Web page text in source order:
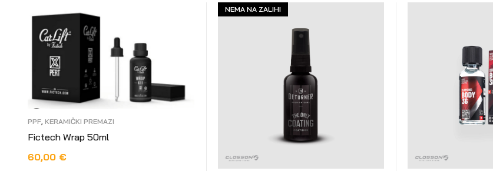
PPF, KERAMIČKI PREMAZI
Fictech Wrap 50ml
60,00 €
NEMA NA ZALIHI